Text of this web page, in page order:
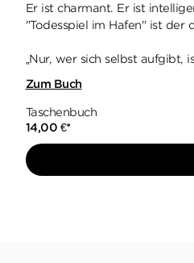
Er ist charmant. Er ist
"Todesspiel im Hafen" ist der
„Nur, wer sich selbst
Zum Buch
Taschenbuch
14,00 €*